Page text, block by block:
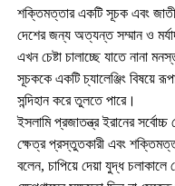
শক্তিমত্তার একটি সূচক এবং
দেশের জন্য অত্যন্ত সম্মান ও
এখন চেষ্টা চালাচ্ছে যাতে নানা
সূচককে একটি চ্যালেঞ্জিং বিষয়ে
সন্দিহান করে তুলতে পারে।
ইসলামি প্রজাতন্ত্র ইরানের সর্বোচ্চ
ক্ষেত্র প্রস্তুতকারী এবং
বলেন, চাপিয়ে দেয়া যুদ্ধ